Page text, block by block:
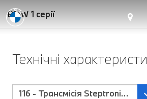
BMW 1 серії
Технічні
116 - Трансмісія Steptronic з